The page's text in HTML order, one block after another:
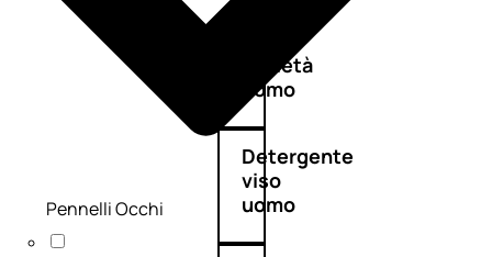
Antietà
uomo
Detergente
viso
uomo
Pennelli Occhi